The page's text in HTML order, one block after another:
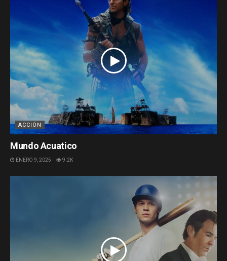
ACCIÓN
Mundo Acuatico
ENERO 9, 2025 9.2K